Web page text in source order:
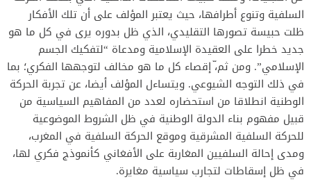
السلفية وتنوع أطرافها، حيث يعتبر المؤلف على أن تلك الأفكار
ظلت حبيسة تصورها التقليدي، الذي ظل بدوره يرى في كل ما هو
جديد خطرا على العقيدة الإسلامية ومدعاة “لتفكيك الجسم
الإسلامي”. ومن ثم،ّ إقصاء كل ما هو مخالف لتوجهها الفكري؛ بما
في ذلك التوجه الشيوعي. ويتساءل المؤلف أيضا، عن تجربة الحركة
الوطنية انطلاقا من استحضاره لعدد من المفاهيم السياسية من
قبيل مفهوم بناء الدولة الوطنية في ظل الشروط الموضوعية
للحركة السلفية المشرقية وموقع الحركة السلفية في المغرب،
ومدى إحالة السلفيين المغاربة على الأفغاني كأنموذج فكري لها،
في ظل إسقاطات لتجارب سياسية مغايرة.